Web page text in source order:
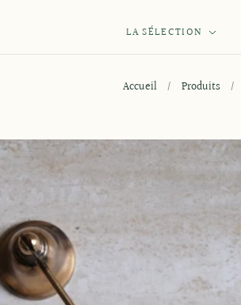
LA SÉLECTION
Accueil / Produits /